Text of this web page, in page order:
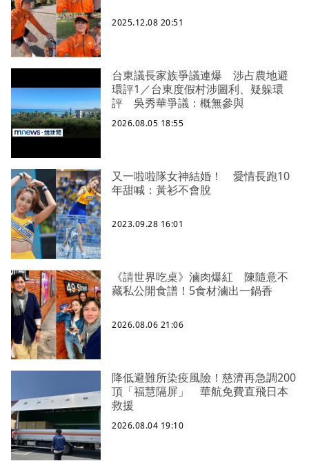
2025.12.08 20:51
台東議長家族爭議連爆 涉占農地避
環評1／台東度假村涉圖利、疑躲環
評 吳秀華爭議：概無參與
2026.08.05 18:55
又一啦啦隊女神結婚！ 愛情長跑10
年甜喊：黃衫不會脫
2023.09.28 16:01
《請世界吃桌》滷肉爆紅 陳隨意不
藏私公開食譜！5食材滷出一鍋香
2026.08.06 21:06
降低避難所染疫風險！慈濟再急調200
頂「福慧隔屏」 華航免費直飛日本
救援
2026.08.04 19:10